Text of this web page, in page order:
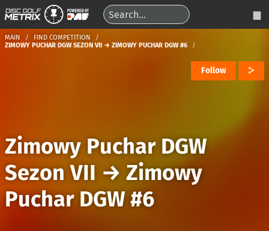
MAIN
FIND COMPETITION
ZIMOWY PUCHAR DGW SEZON VII → ZIMOWY PUCHAR DGW #6
Follow
Zimowy Puchar DGW
Sezon VII → Zimowy
Puchar DGW #6